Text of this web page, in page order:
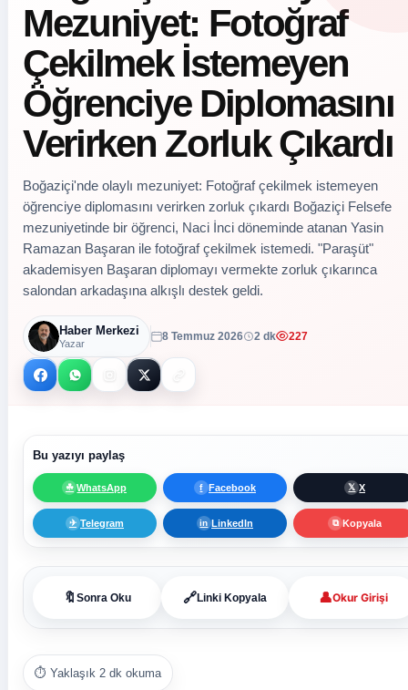
Mezuniyet: Fotoğraf
Çekilmek İstemeyen
Öğrenciye Diplomasını
Verirken Zorluk Çıkardı
Boğaziçi'nde olaylı mezuniyet: Fotoğraf çekilmek istemeyen
öğrenciye diplomasını verirken zorluk çıkardı Boğaziçi Felsefe
mezuniyetinde bir öğrenci, Naci İnci döneminde atanan Yasin
Ramazan Başaran ile fotoğraf çekilmek istemedi. "Paraşüt"
akademisyen Başaran diplomayı vermekte zorluk çıkarınca
salondan arkadaşına alkışlı destek geldi.
Haber Merkezi
Yazar
8 Temmuz 2026 2 dk 227
Bu yazıyı paylaş
☘ WhatsApp f Facebook 𝕏 X
✈ Telegram in LinkedIn ⧉ Kopyala
🔖 Sonra Oku 🔗Linki Kopyala 👤Okur Girişi
⏱️ Yaklaşık 2 dk okuma